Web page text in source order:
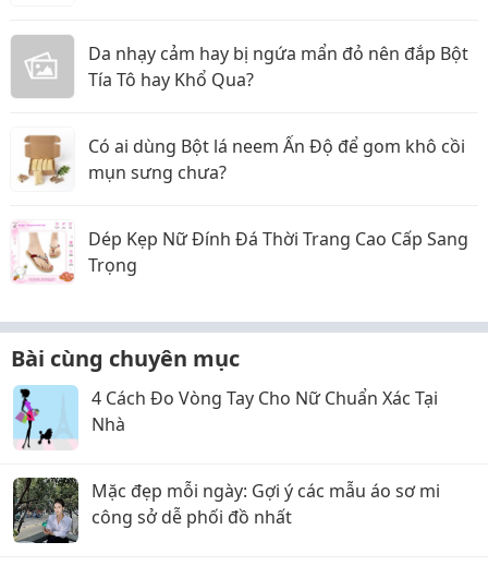
Da nhạy cảm hay bị ngứa mẩn đỏ nên đắp Bột
Tía Tô hay Khổ Qua?
Có ai dùng Bột lá neem Ấn Độ để gom khô cồi
mụn sưng chưa?
Dép Kẹp Nữ Đính Đá Thời Trang Cao Cấp Sang
Trọng
Bài cùng chuyên mục
4 Cách Đo Vòng Tay Cho Nữ Chuẩn Xác Tại
Nhà
Mặc đẹp mỗi ngày: Gợi ý các mẫu áo sơ mi
công sở dễ phối đồ nhất